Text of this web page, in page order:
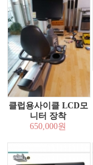
클럽용사이클 LCD모
니터 장착
650,000원